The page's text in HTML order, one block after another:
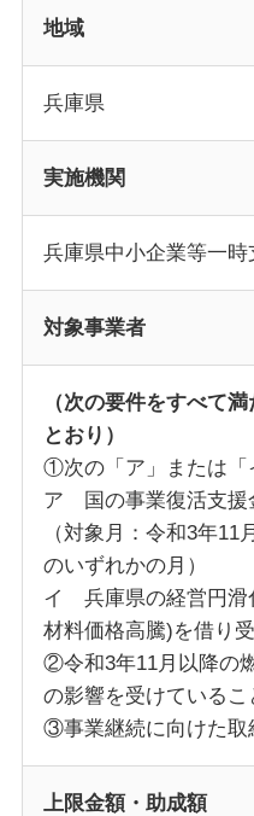
地域
兵庫県
実施機関
兵庫県中小企業等一時
対象事業者
（次の要件をすべて
とおり）
①次の「ア」または「
ア 国の事業復活支援
（対象月：令和3年
のいずれかの月）
イ 兵庫県の経営円滑
材料価格高騰)を借り
②令和3年11月以降の
の影響を受けているこ
③事業継続に向けた取
上限金額・助成額